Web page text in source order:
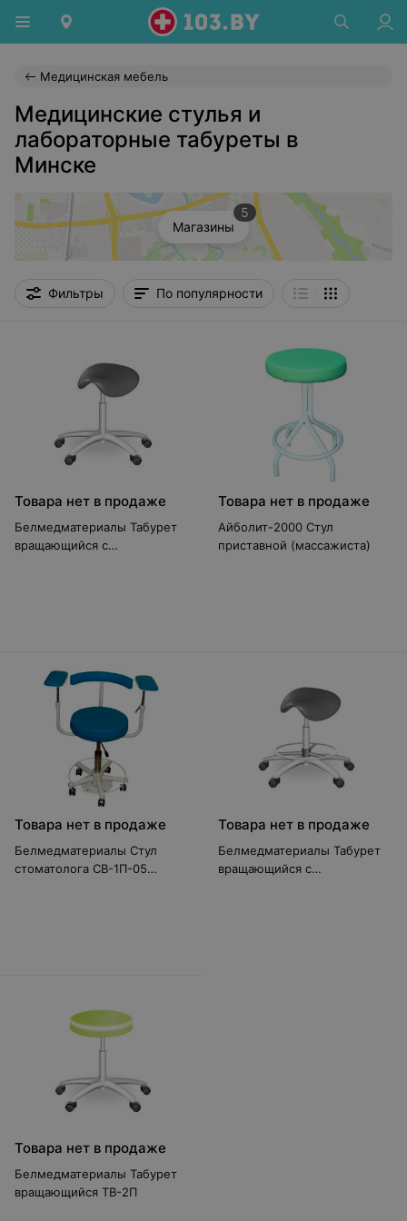
Медицинская мебель
Медицинские стулья и
лабораторные табуреты в
Минске
Магазины
5
Фильтры По популярности
Товара нет в продаже
Белмедматериалы Табурет
вращающийся с
Товара нет в продаже
Айболит-2000 Стул
приставной (массажиста)
Товара нет в продаже
Белмедматериалы Стул
стоматолога СВ-1П-05
Товара нет в продаже
Белмедматериалы Табурет
вращающийся с
Товара нет в продаже
Белмедматериалы Табурет
вращающийся ТВ-2П